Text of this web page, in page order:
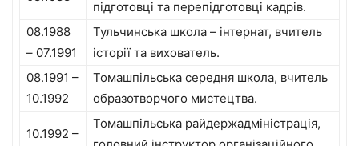
підготовці та перепідготовці кадрів.
08.1988
– 07.1991
Тульчинська школа – інтернат, вчитель
історії та вихователь.
08.1991 –
10.1992
Томашпільська середня школа, вчитель
образотворчого мистецтва.
10.1992 –
Томашпільська райдержадміністрація,